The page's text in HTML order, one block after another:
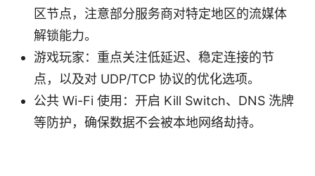
区节点，注意部分服务商对特定地区的流媒体
解锁能力。
游戏玩家：重点关注低延迟、稳定连接的节
点，以及对 UDP/TCP 协议的优化选项。
公共 Wi-Fi 使用：开启 Kill Switch、DNS 洗牌
等防护，确保数据不会被本地网络劫持。